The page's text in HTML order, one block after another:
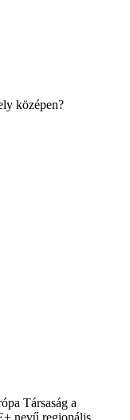
középen?
Társaság a